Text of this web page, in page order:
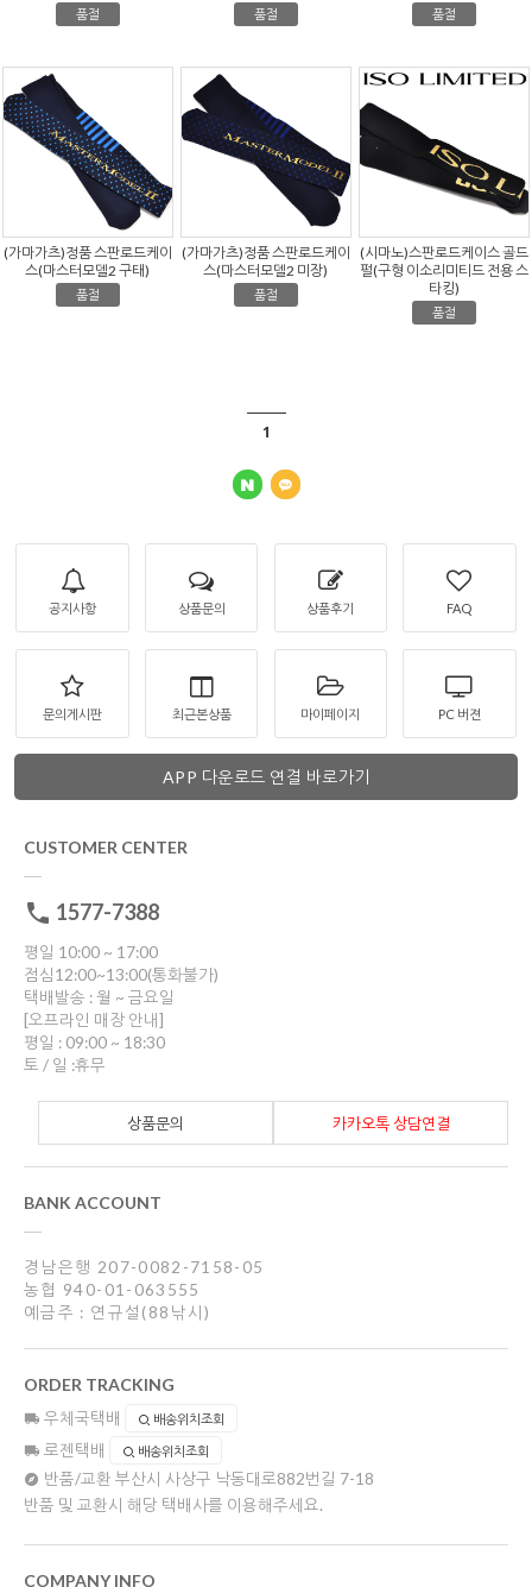
품절 품절 품절
(가마가츠)정품 스판로드케이
스(마스터모델2 구태)
품절
(가마가츠)정품 스판로드케이
스(마스터모델2 미장)
품절
(시마노)스판로드케이스 골드
펄(구형 이소리미티드 전용 스
타킹)
품절
1
공지사항 상품문의 상품후기 FAQ
문의게시판 최근본상품 마이페이지 PC 버젼
APP 다운로드 연결 바로가기
CUSTOMER CENTER
1577-7388
평일 10:00 ~ 17:00
점심12:00~13:00(통화불가)
택배발송 : 월 ~ 금요일
[오프라인 매장 안내]
평일 : 09:00 ~ 18:30
토 / 일 :휴무
카카오톡 상담연결
상품문의
BANK ACCOUNT
경남은행 207-0082-7158-05
농협 940-01-063555
예금주 : 연규설(88낚시)
ORDER TRACKING
우체국택배 배송위치조회
로젠택배 배송위치조회
반품/교환 부산시 사상구 낙동대로882번길 7-18
반품 및 교환시 해당 택배사를 이용해주세요.
COMPANY INFO